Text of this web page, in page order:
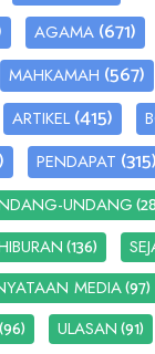
AGAMA (671)
MAHKAMAH (567)
ARTIKEL (415)
PENDAPAT (315)
UNDANG
(136)
MEDIA(97)
(96) ULASAN(91)